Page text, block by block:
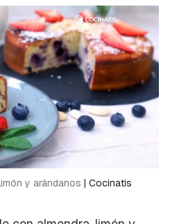
y arándanos | Cocinatis